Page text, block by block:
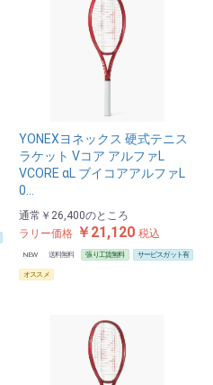
YONEXヨネックス 硬式テニス
ラケット Vコア アルファL
VCORE αL ブイコアアルファL
0…
通常 ￥26,400のところ
ラリー価格 ￥21,120 税込
NEW 送料無料 張り工賃無料 サービスガット有
オススメ